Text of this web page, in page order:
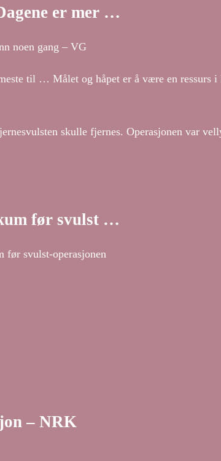
er mer …
noen gang – VG
til … Målet og håpet er å være en ressurs
skulle fjernes. Operasjonen var
før svulst …
før svulst-operasjonen
– NRK